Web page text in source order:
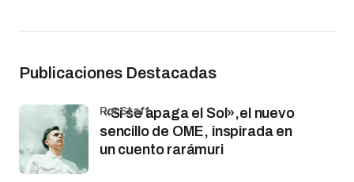
Publicaciones Destacadas
«Si se apaga el Sol»,el nuevo
sencillo de OME, inspirada en
un cuento rarámuri
por Staff